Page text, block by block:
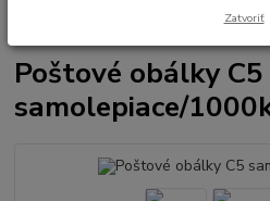
Poštové obálky C5
samolepiace/
Zatvoriť